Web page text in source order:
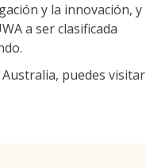
y la innovación, y
a ser clasificada
puedes visitar